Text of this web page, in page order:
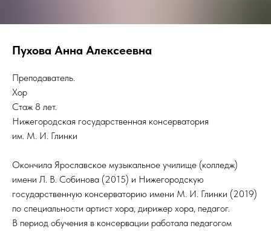
Пухова Анна Алексеевна
Преподаватель.
Хор
Стаж 8 лет.
Нижегородская государственная консерватория
им. М. И. Глинки
Окончила Ярославское музыкальное училище (колледж)
имени Л. В. Собинова (2015) и Нижегородскую
государственную консерваторию имени М. И. Глинки (2019)
по специальности артист хора, дирижер хора, педагог.
В период обучения в консервации работала педагогом